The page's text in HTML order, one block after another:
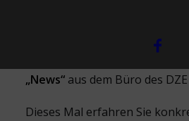
„News“ aus dem Büro des
Dieses Mal erfahren Sie